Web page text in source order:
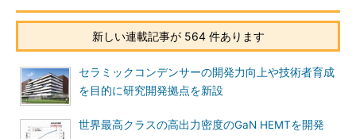
新しい連載記事が 564 件あります
セラミックコンデンサーの開発力向上や技術者育成
を目的に研究開発拠点を新設
世界最高クラスの高出力密度のGaN HEMTを開発